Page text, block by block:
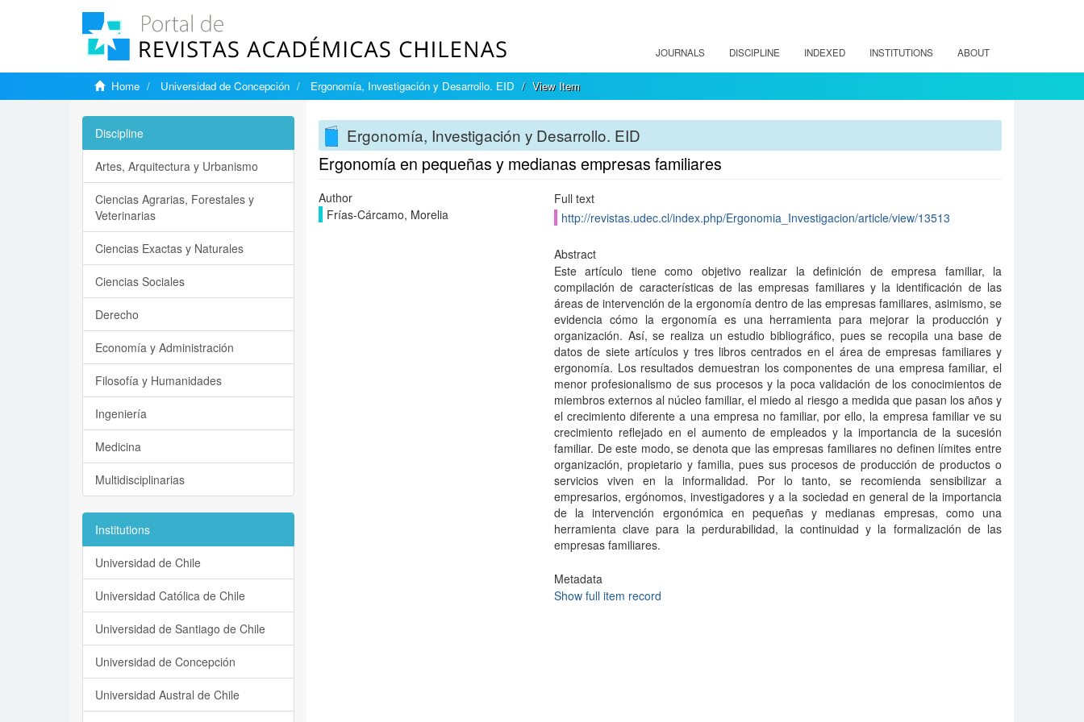
JOURNALS DISCIPLINE INDEXED INSTITUTIONS ABOUT
Home Universidad de Concepción Ergonomía, Investigación y Desarrollo. EID View Item
Ergonomía, Investigación y Desarrollo. EID
Ergonomía en pequeñas y medianas empresas familiares
Author
Frías-Cárcamo, Morelia
Full text
http://revistas.udec.cl/index.php/Ergonomia_Investigacion/article/view/13513
Abstract
Este artículo tiene como objetivo realizar la definición de empresa familiar, la
compilación de características de las empresas familiares y la identificación de las
áreas de intervención de la ergonomía dentro de las empresas familiares, asimismo, se
evidencia cómo la ergonomía es una herramienta para mejorar la producción y
organización. Así, se realiza un estudio bibliográfico, pues se recopila una base de
datos de siete artículos y tres libros centrados en el área de empresas familiares y
ergonomía. Los resultados demuestran los componentes de una empresa familiar, el
menor profesionalismo de sus procesos y la poca validación de los conocimientos de
miembros externos al núcleo familiar, el miedo al riesgo a medida que pasan los años y
el crecimiento diferente a una empresa no familiar, por ello, la empresa familiar ve su
crecimiento reflejado en el aumento de empleados y la importancia de la sucesión
familiar. De este modo, se denota que las empresas familiares no definen límites entre
organización, propietario y familia, pues sus procesos de producción de productos o
servicios viven en la informalidad. Por lo tanto, se recomienda sensibilizar a
empresarios, ergónomos, investigadores y a la sociedad en general de la importancia
de la intervención ergonómica en pequeñas y medianas empresas, como una
herramienta clave para la perdurabilidad, la continuidad y la formalización de las
empresas familiares.
Metadata
Show full item record
Discipline
Artes, Arquitectura y Urbanismo
Ciencias Agrarias, Forestales y
Veterinarias
Ciencias Exactas y Naturales
Ciencias Sociales
Derecho
Economía y Administración
Filosofía y Humanidades
Ingeniería
Medicina
Multidisciplinarias
Institutions
Universidad de Chile
Universidad Católica de Chile
Universidad de Santiago de Chile
Universidad de Concepción
Universidad Austral de Chile